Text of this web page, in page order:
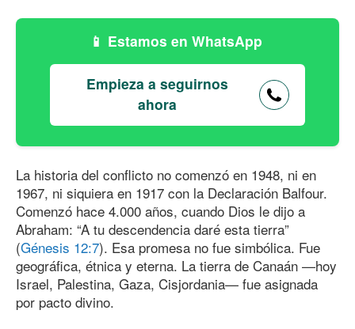
Estamos en WhatsApp
Empieza a seguirnos
ahora
La historia del conflicto no comenzó en 1948, ni en
1967, ni siquiera en 1917 con la Declaración Balfour.
Comenzó hace 4.000 años, cuando Dios le dijo a
Abraham: “A tu descendencia daré esta tierra”
(Génesis 12:7). Esa promesa no fue simbólica. Fue
geográfica, étnica y eterna. La tierra de Canaán —hoy
Israel, Palestina, Gaza, Cisjordania— fue asignada
por pacto divino.